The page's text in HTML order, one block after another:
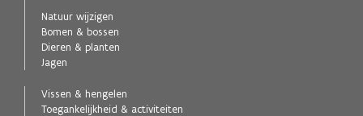
Natuur wijzigen
Bomen & bossen
Dieren & planten
Jagen
Vissen & hengelen
Toegankelijkheid & activiteiten